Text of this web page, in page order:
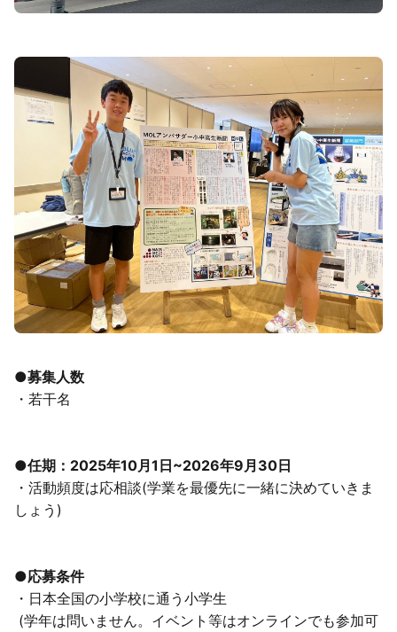
●募集人数
・若干名
●任期：2025年10月1日~2026年9月30日
・活動頻度は応相談(学業を最優先に一緒に決めていきま
しょう)
●応募条件
・日本全国の小学校に通う小学生
(学年は問いません。イベント等はオンラインでも参加可